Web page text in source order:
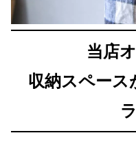
当店
収納スペース